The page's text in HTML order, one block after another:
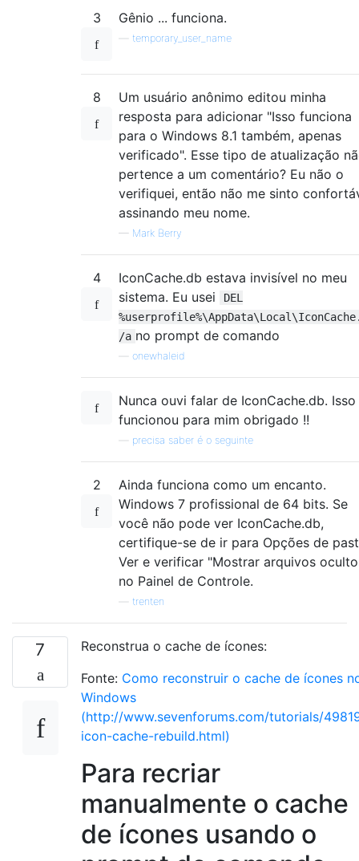
3 Gênio ... funciona.
temporary_user_name
8
Um usuário anônimo editou minha
resposta para adicionar "Isso funciona
para o Windows 8.1 também, apenas
verificado". Esse tipo de atualização
pertence a um comentário? Eu não o
verifiquei, então não me sinto
assinando meu nome.
— Mark Berry
4
IconCache.db estava invisível no meu
sistema. Eu usei
DEL
/a no prompt de comando
onewhaleid
Nunca ouvi falar de IconCache.db. Isso
funcionou para mim obrigado !!
precisa saber é o seguinte
2
Ainda funciona como um encanto.
Windows 7 profissional de 64 bits. Se
você não pode ver IconCache.db,
certifique-se de ir para Opções de
Ver e verificar "Mostrar arquivos
no Painel de Controle.
trenten
7
Reconstrua o cache de ícones:
Fonte: Como reconstruir o cache de ícones
Windows
(http://www.sevenforums.com/tutorials/
icon-cache-rebuild.html)
Para recriar
manualmente o cache
de ícones usando o